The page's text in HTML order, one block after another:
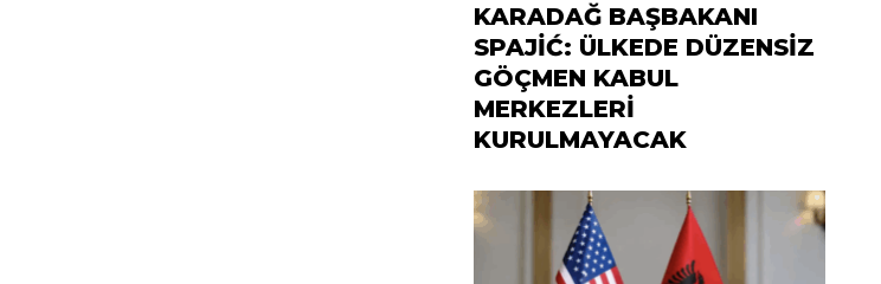
KARADAĞ BAŞBAKANI
SPAJİĆ: ÜLKEDE DÜZENSİZ
GÖÇMEN KABUL
MERKEZLERİ
KURULMAYACAK